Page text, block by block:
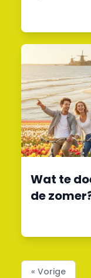
Wat te
de
« Vorige